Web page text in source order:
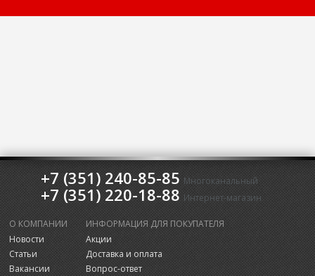
+7 (351) 240-85-85 Многоканальный
+7 (351) 220-18-88 Интернет-магазин
О КОМПАНИИ
Новости
Статьи
Вакансии
ИНФОРМАЦИЯ ДЛЯ ПОКУПАТЕЛЯ
Акции
Доставка и оплата
Вопрос-ответ